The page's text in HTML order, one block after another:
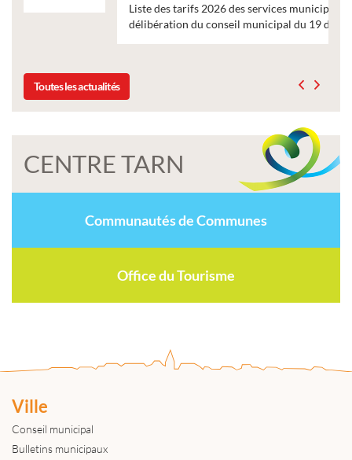
Liste des tarifs 2026 des services municipaux,
délibération du conseil municipal du 19 décembre 2025
Toutes les actualités
CENTRE TARN
Communautés de Communes
Office du Tourisme
Ville
Conseil municipal
Bulletins municipaux